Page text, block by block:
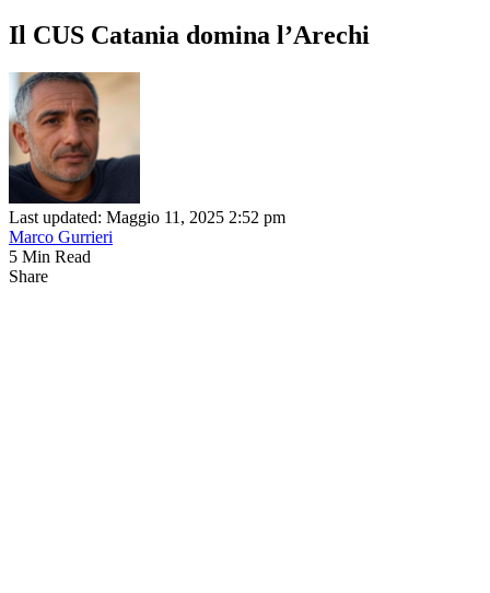
Il CUS Catania domina l’Arechi
Last updated: Maggio 11, 2025 2:52 pm
Marco Gurrieri
5 Min Read
Share